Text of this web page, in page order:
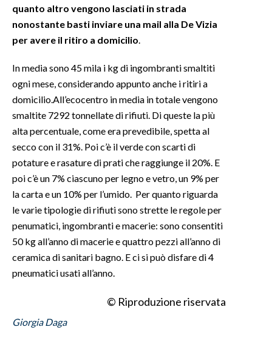
PUBBLICITÀ
SPIAGGE
quanto altro vengono lasciati in strada
nonostante basti inviare una mail alla De Vizia
per avere il ritiro a domicilio
In media sono 45 mila i kg di ingombranti smaltiti
ogni mese, considerando appunto anche i ritiri a
domicilio.All’ecocentro in media in totale vengono
smaltite 7292 tonnellate di rifiuti. Di queste la più
alta percentuale, come era prevedibile, spetta al
secco con il 31%. Poi c’è il verde con scarti di
potature e rasature di prati che raggiunge il 20%. E
poi c’è un 7% ciascuno per legno e vetro, un 9% per
la carta e un 10% per l’umido. Per quanto riguarda
le varie tipologie di rifiuti sono strette le regole per
penumatici, ingombranti e macerie: sono consentiti
50 kg all’anno di macerie e quattro pezzi all’anno di
ceramica di sanitari bagno. E ci si può disfare di 4
pneumatici usati all’anno.
© Riproduzione riservata
Giorgia Daga